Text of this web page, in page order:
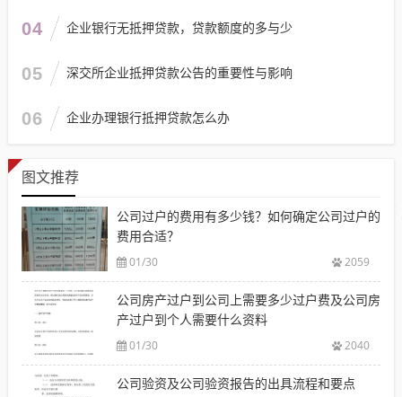
04 企业银行无抵押贷款，贷款额度的多与少
05 深交所企业抵押贷款公告的重要性与影响
06 企业办理银行抵押贷款怎么办
图文推荐
公司过户的费用有多少钱？如何确定公司过户的
费用合适？
01/30 2059
公司房产过户到公司上需要多少过户费及公司房
产过户到个人需要什么资料
01/30 2040
公司验资及公司验资报告的出具流程和要点